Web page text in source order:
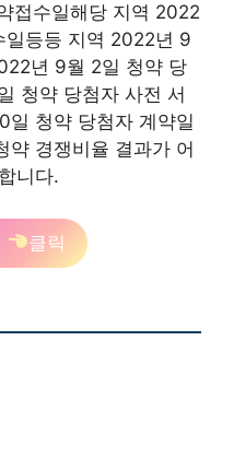
접수일해당 지역 2022
일등등 지역 2022년 9
년 9월 2일 청약 당
청약 당첨자 사전 서
청약 당첨자 계약일
경쟁비율 결과가 어
니다.
클릭